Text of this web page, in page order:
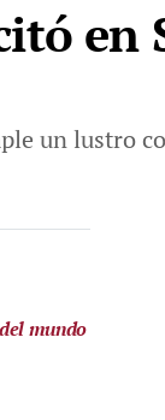
en
un lustro
mundo